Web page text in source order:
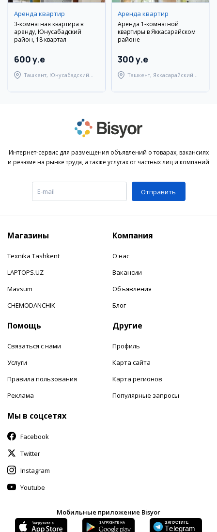
Аренда квартир
3-комнатная квартира в
аренду, Юнусабадский
район, 18 квартал
600 y.e
Ташкент, Юнусабадский
Аренда квартир
Аренда 1-комнатной
квартиры в Яккасарайском
районе
300 y.e
Ташкент, Яккасарайский
Интернет-сервис для размещения объявлений о товарах, вакансиях
и резюме на рынке труда, а также услугах от частных лиц и компаний
Отправить
Магазины
Texnika Tashkent
LAPTOPS.UZ
Mavsum
CHEMODANCHIK
Компания
О нас
Вакансии
Объявления
Блог
Помощь
Связаться с нами
Услуги
Правила пользования
Реклама
Другие
Профиль
Карта сайта
Карта регионов
Популярные запросы
Мы в соцсетях
Facebook
Twitter
Instagram
Youtube
Мобильные приложение Bisyor